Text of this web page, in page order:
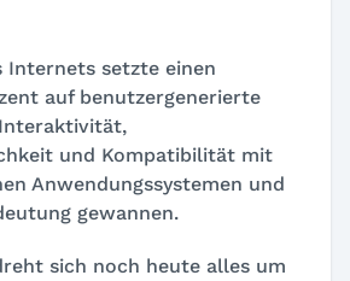
Internets setzte einen
auf benutzergenerierte
und Kompatibilität mit
Anwendungssystemen und
gewannen.
sich noch heute alles um